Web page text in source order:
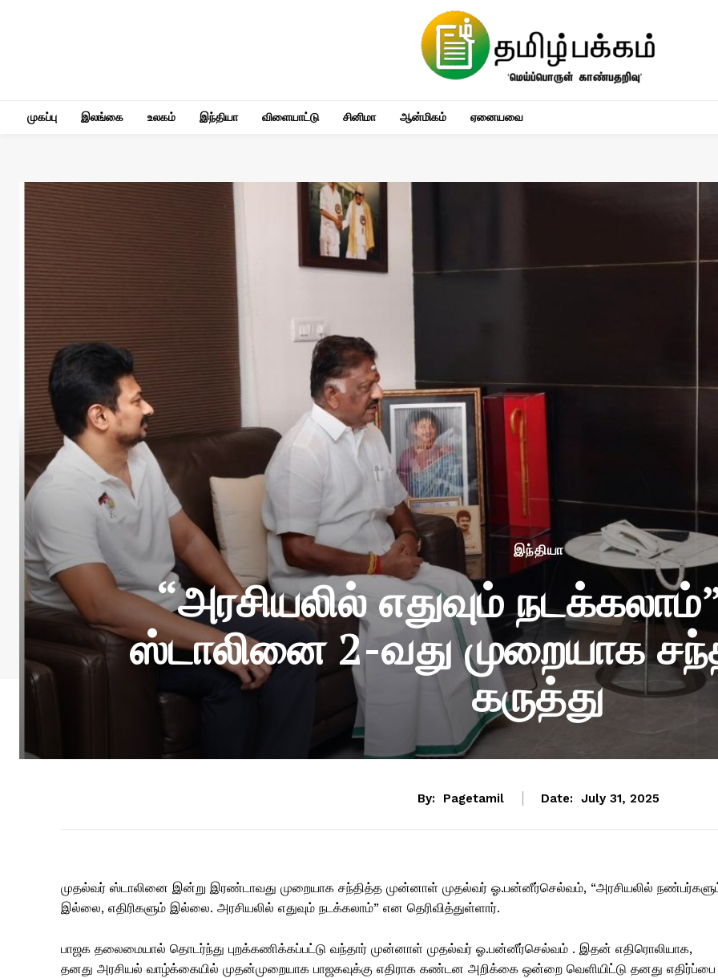
முகப்பு இலங்கை உலகம் இந்தியா விளையாட்டு சினிமா ஆன்மிகம் ஏனையவை
இந்தியா
“அரசியலில் எதுவும்
ஸ்டாலினை 2-வது முறையாக
கருத்து
By: Pagetamil Date: July 31, 2025
முதல்வர் ஸ்டாலினை இன்று இரண்டாவது முறையாக சந்தித்த முன்னாள் முதல்வர் ஓ.பன்னீர்செல்வம், “அரசியலில்
இல்லை, எதிரிகளும் இல்லை. அரசியலில் எதுவும் நடக்கலாம்” என தெரிவித்துள்ளார்.
பாஜக தலைமையால் தொடர்ந்து புறக்கணிக்கப்பட்டு வந்தார் முன்னாள் முதல்வர் ஓ.பன்னீர்செல்வம் . இதன் எதிரொலியாக,
தனது அரசியல் வாழ்க்கையில் முதன்முறையாக பாஜகவுக்கு எதிராக கண்டன அறிக்கை ஒன்றை வெளியிட்டு தனது எதிர்ப்பை